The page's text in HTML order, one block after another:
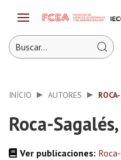
INICIO AUTORES
Roca-
Ver publicaciones: